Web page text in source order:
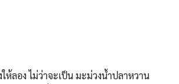
ห้ลอง ไม่ว่าจะเป็น มะม่วงน้ำปลาหวาน